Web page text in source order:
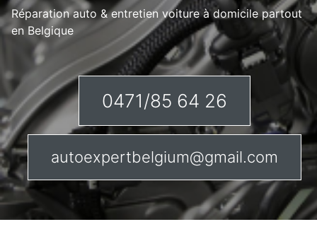
Réparation auto & entretien voiture à domicile partout
en Belgique
0471/85 64 26
autoexpertbelgium@gmail.com